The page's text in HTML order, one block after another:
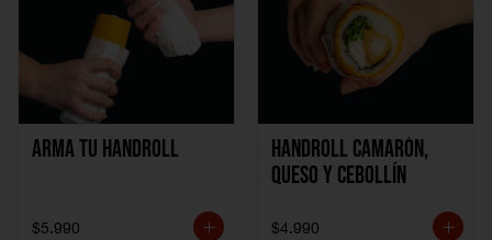
Arma tu handroll
$5.990
Handroll Camarón,
Queso y Cebollín
$4.990